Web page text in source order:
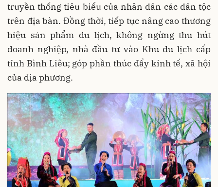
truyền thống tiêu biểu của nhân dân các dân tộc
trên địa bàn. Đồng thời, tiếp tục nâng cao thương
hiệu sản phẩm du lịch, không ngừng thu hút
doanh nghiệp, nhà đầu tư vào Khu du lịch cấp
tỉnh Bình Liêu; góp phần thúc đẩy kinh tế, xã hội
của địa phương.